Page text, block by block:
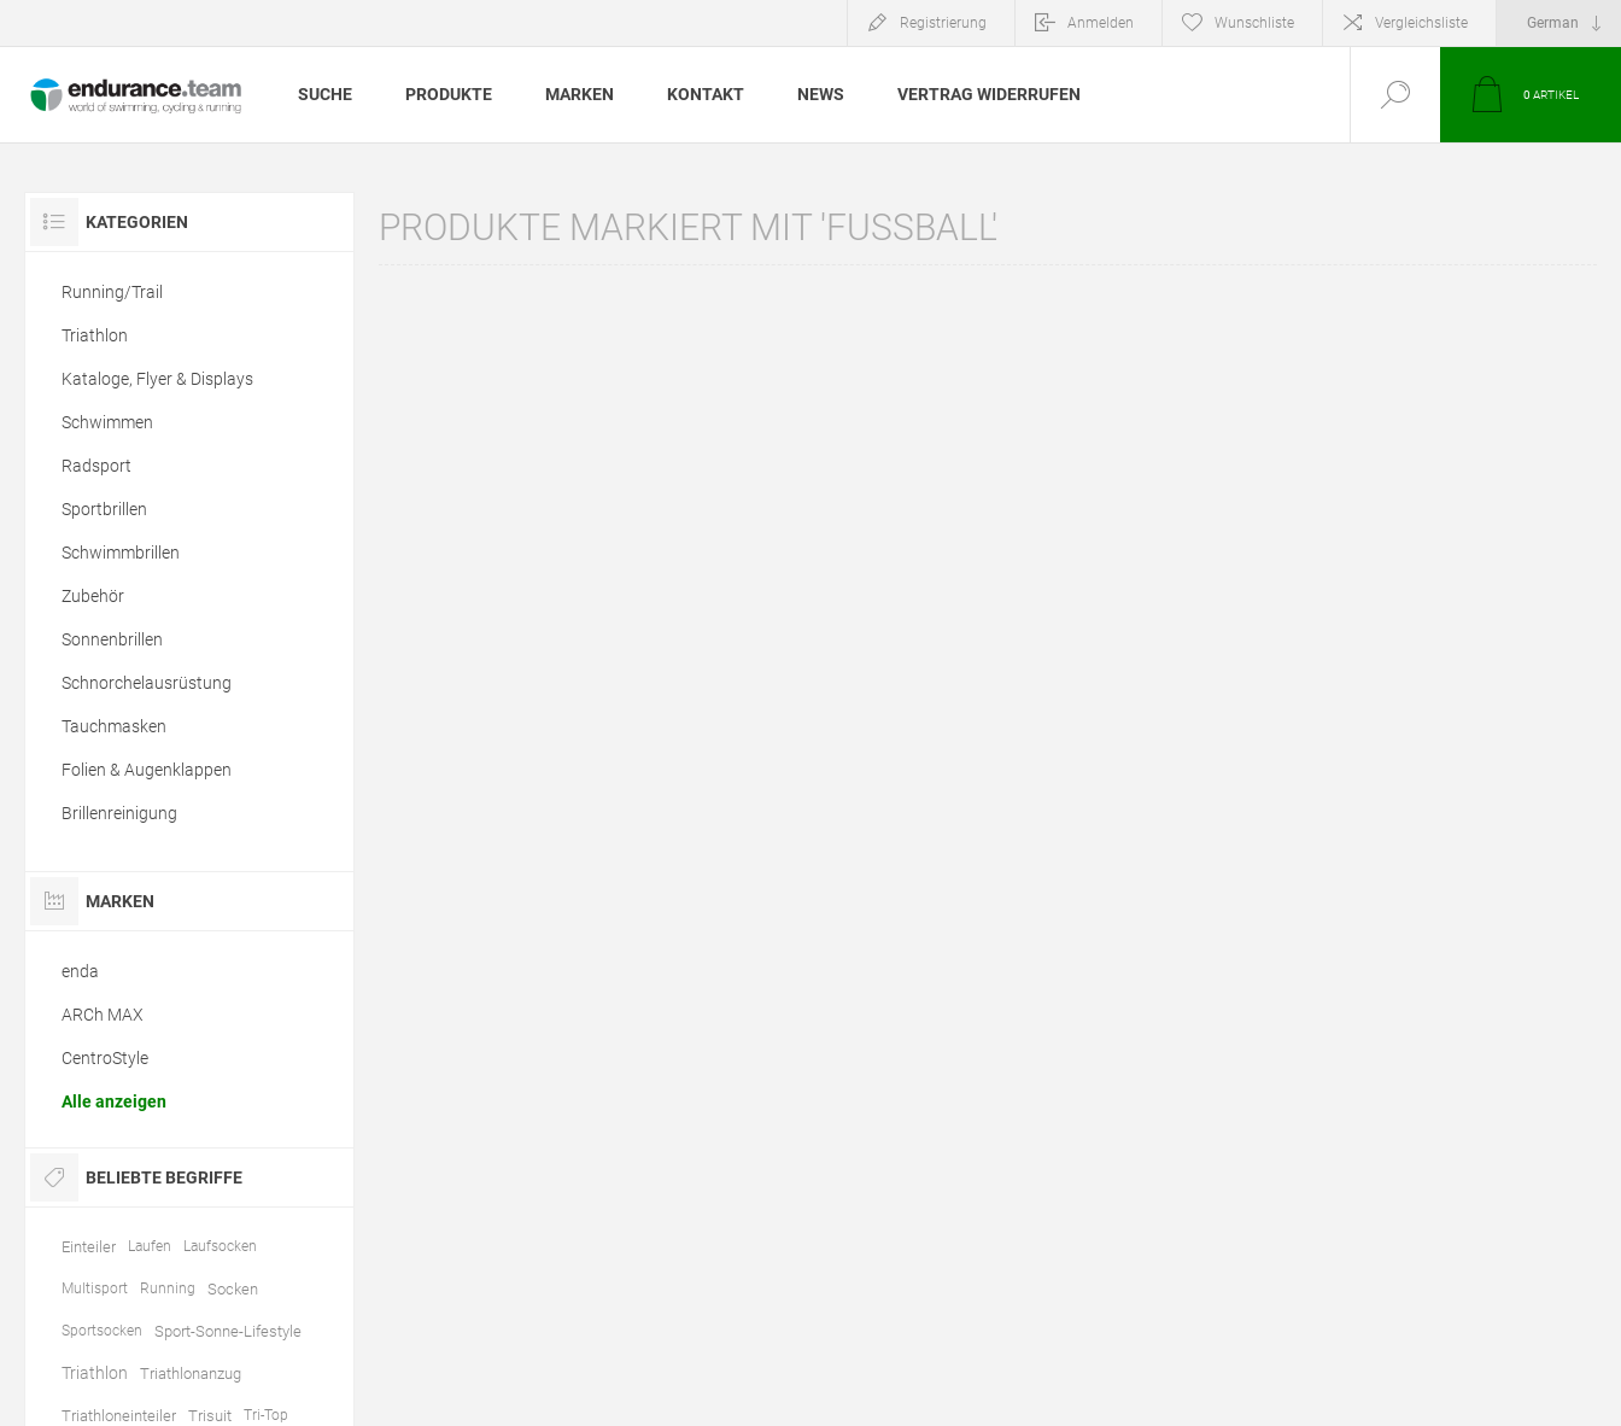
Registrierung Anmelden Wunschliste Vergleichsliste
SUCHE PRODUKTE MARKEN KONTAKT NEWS VERTRAG WIDERRUFEN 0 ARTIKEL
PRODUKTE MARKIERT MIT 'FUSSBALL'
KATEGORIEN
Running/Trail
Triathlon
Kataloge, Flyer & Displays
Schwimmen
Radsport
Sportbrillen
Schwimmbrillen
Zubehör
Sonnenbrillen
Schnorchelausrüstung
Tauchmasken
Folien & Augenklappen
Brillenreinigung
MARKEN
enda
ARCh MAX
CentroStyle
Alle anzeigen
BELIEBTE BEGRIFFE
Einteiler Laufen Laufsocken
Multisport Running Socken
Sportsocken Sport-Sonne-Lifestyle
Triathlon Triathlonanzug
Triathloneinteiler Trisuit Tri-Top